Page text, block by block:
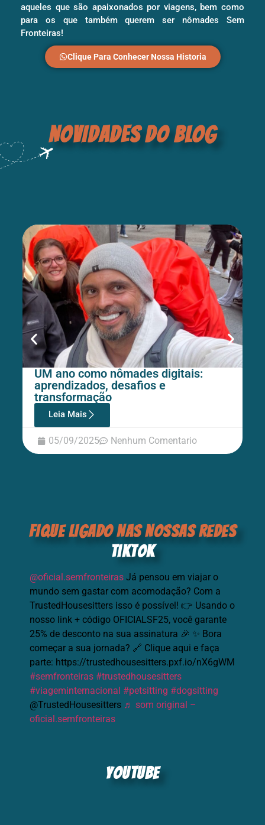
aqueles que são apaixonados por viagens, bem como
para os que também querem ser nômades Sem
Fronteiras!
Clique Para Conhecer Nossa Historia
NOVIDADES DO BLOG
UM ano como nômades digitais:
aprendizados, desafios e
transformação
Leia Mais
05/09/2025 Nenhum Comentario
FIQUE LIGADO NAS NOSSAS REDES
tiktok
@oficial.semfronteiras Já pensou em viajar o
mundo sem gastar com acomodação? Com a
TrustedHousesitters isso é possível! 👉 Usando o
nosso link + código OFICIALSF25, você garante
25% de desconto na sua assinatura 🎉 ✨ Bora
começar a sua jornada? 🔗 Clique aqui e faça
parte: https://trustedhousesitters.pxf.io/nX6gWM
#semfronteiras #trustedhousesitters
#viageminternacional #petsitting #dogsitting
@TrustedHousesitters ♬ som original –
oficial.semfronteiras
youtube